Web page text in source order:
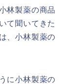
林製薬の商品
て聞いてきた
、小林製薬の
に小林製薬の